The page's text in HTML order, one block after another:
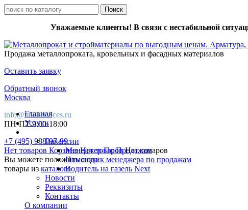
Уважаемые клиенты! В связи с нестабильной
Продажа металлопроката, кровельных и фасадных материалов
Оставить заявку
Обратный звонок
Москва
info@mk-services.ru
ПН-ПТ 9:00-18:00
+7 (495) 988-97-99
Нет товаров КорзинаНет товаровНет товаров
Вы можете положить сюда
товары из каталога
Главная
Услуги
Вакансии
Менеджер По Продажам
Помощник менеджера по продажам
Водитель на газель Next
Новости
Реквизиты
Контакты
О компании